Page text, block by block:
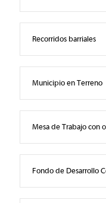
Recorridos barriales
Municipio en Terreno
Mesa de Trabajo con
Fondo de Desarrollo